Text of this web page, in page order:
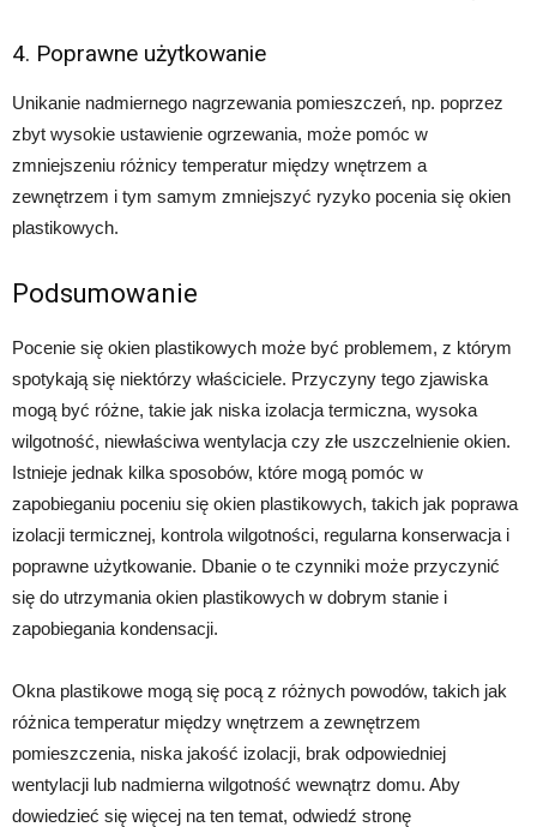
4. Poprawne użytkowanie
Unikanie nadmiernego nagrzewania pomieszczeń, np. poprzez
zbyt wysokie ustawienie ogrzewania, może pomóc w
zmniejszeniu różnicy temperatur między wnętrzem a
zewnętrzem i tym samym zmniejszyć ryzyko pocenia się okien
plastikowych.
Podsumowanie
Pocenie się okien plastikowych może być problemem, z którym
spotykają się niektórzy właściciele. Przyczyny tego zjawiska
mogą być różne, takie jak niska izolacja termiczna, wysoka
wilgotność, niewłaściwa wentylacja czy złe uszczelnienie okien.
Istnieje jednak kilka sposobów, które mogą pomóc w
zapobieganiu poceniu się okien plastikowych, takich jak poprawa
izolacji termicznej, kontrola wilgotności, regularna konserwacja i
poprawne użytkowanie. Dbanie o te czynniki może przyczynić
się do utrzymania okien plastikowych w dobrym stanie i
zapobiegania kondensacji.
Okna plastikowe mogą się pocą z różnych powodów, takich jak
różnica temperatur między wnętrzem a zewnętrzem
pomieszczenia, niska jakość izolacji, brak odpowiedniej
wentylacji lub nadmierna wilgotność wewnątrz domu. Aby
dowiedzieć się więcej na ten temat, odwiedź stronę